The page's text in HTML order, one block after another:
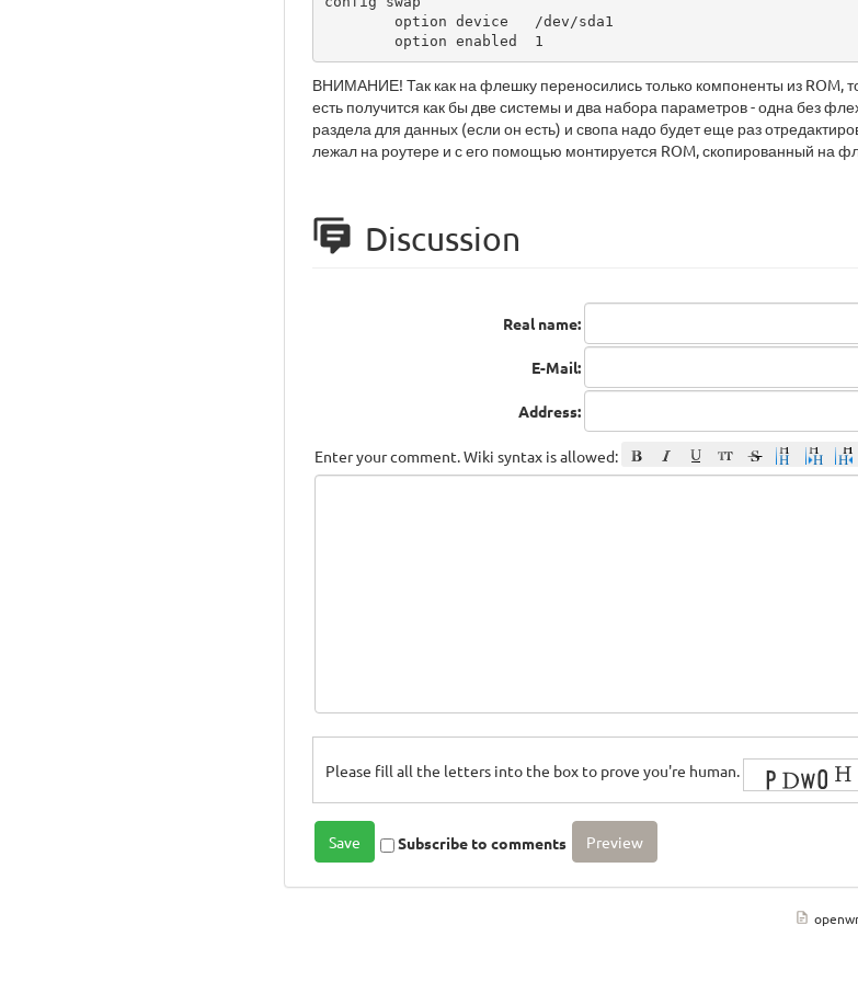
        option enabled  1
ВНИМАНИЕ! Так как на флешку переносились только компоненты из ROM,
есть получится как бы две системы и два набора параметров - одна без
раздела для данных (если он есть) и свопа надо будет еще раз
лежал на роутере и с его помощью монтируется ROM, скопированный на
Discussion
Real name:
E-Mail:
Address:
Enter your comment. Wiki syntax is allowed:
Please fill all the letters into the box to prove you're human.
Subscribe to comments